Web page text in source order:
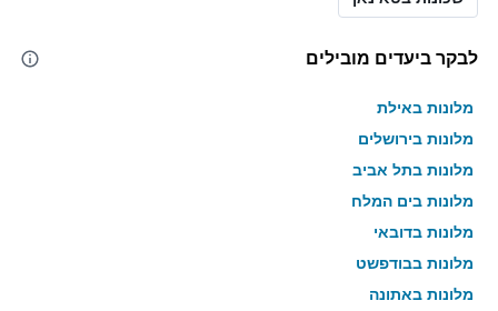
לבקר ביעדים מובילים
מלונות באילת
מלונות בירושלים
מלונות בתל אביב
מלונות בים המלח
מלונות בדובאי
מלונות בבודפשט
מלונות באתונה